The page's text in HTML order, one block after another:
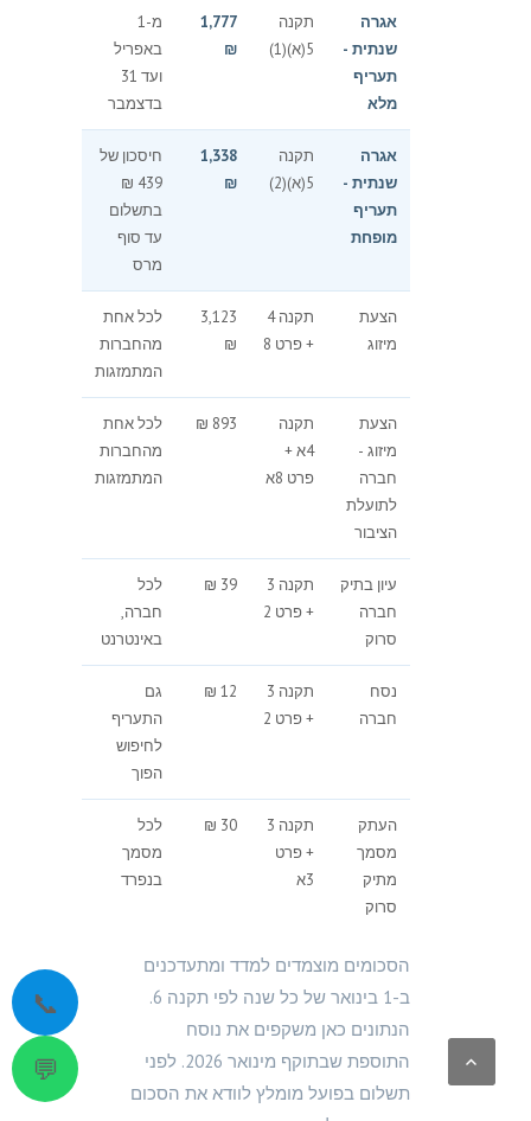
אגרה
שנתית -
תעריף
מלא
תקנה
5(א)(1)
1,777
₪
מ-1
באפריל
ועד 31
בדצמבר
אגרה
שנתית -
תעריף
מופחת
תקנה
5(א)(2)
1,338
₪
חיסכון של
439 ₪
בתשלום
עד סוף
מרס
הצעת
מיזוג
תקנה 4
+ פרט 8
3,123
₪
לכל אחת
מהחברות
המתמזגות
הצעת
מיזוג -
חברה
לתועלת
הציבור
תקנה
4א +
פרט 8א
893 ₪
לכל אחת
מהחברות
המתמזגות
עיון בתיק
חברה
סרוק
תקנה 3
+ פרט 2
39 ₪
לכל
חברה,
באינטרנט
נסח
חברה
תקנה 3
+ פרט 2
12 ₪
גם
התעריף
לחיפוש
הפוך
העתק
מסמך
מתיק
סרוק
תקנה 3
+ פרט
3א
30 ₪
לכל
מסמך
בנפרד
הסכומים מוצמדים למדד ומתעדכנים
ב-1 בינואר של כל שנה לפי תקנה 6.
הנתונים כאן משקפים את נוסח
התוספת שבתוקף מינואר 2026. לפני
תשלום בפועל מומלץ לוודא את הסכום
📞
💬